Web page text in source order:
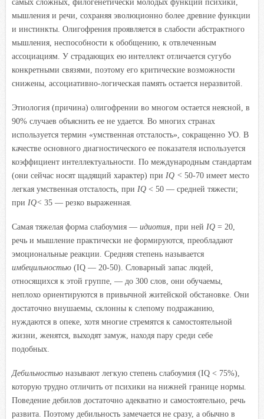
мышления и речи, сохраняя эволюционно более древние функции
и инстинкты. Олигофрения проявляется в слабости абстрактного
мышления, неспособности к обобщению, к отвлеченным
ассоциациям. У страдающих ею интеллект отличается сугубо
конкретными связями, поэтому его критические возможности
снижены, ассоциативно-логическая память остается неразвитой.
Этиология (причина) олигофрении во многом остается неясной, в
90% случаев объяснить ее не удается. Во многих странах
используется термин «умственная отсталость», сокращенно УО. В
качестве основного диагностического ее показателя используется
коэффициент интеллектуальности. По международным стандартам
(они сейчас носят щадящий характер) при IQ < 50-70 имеет место
легкая умственная отсталость, при IQ < 50 — средней тяжести;
при IQ< 35 — резко выраженная.
Самая тяжелая форма слабоумия — идиотия , при ней IQ = 20,
речь и мышление практически не формируются, преобладают
эмоциональные реакции. Средняя степень называется
имбецильностью (IQ — 20-50). Словарный запас людей,
относящихся к этой группе, — до 300 слов, они обучаемы,
неплохо ориентируются в привычной житейской обстановке. Они
достаточно внушаемы, склонны к слепому подражанию,
нуждаются в опеке, хотя многие стремятся к самостоятельной
жизни, женятся, выходят замуж, находя пару среди себе
подобных.
Дебильностью называют легкую степень слабоумия (IQ < 75%),
которую трудно отличить от психики на нижней границе нормы.
Поведение дебилов достаточно адекватно и самостоятельно, речь
развита. Поэтому дебильность замечается не сразу, а обычно в